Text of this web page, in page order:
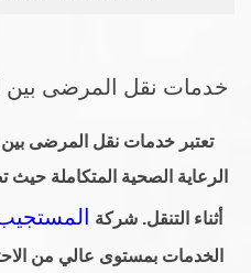
خدمات نقل المرضى
تعتبر خدمات نقل المرضى
الرعاية الصحية المتكاملة
أثناء التنقل. شركة
الخدمات بمستوى عالي من